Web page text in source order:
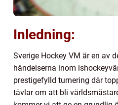
Inledning:
Sverige Hockey VM är en av
händelserna inom
prestigefylld turnering där
tävlar om att bli